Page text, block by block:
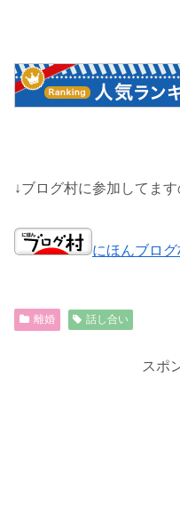
↓ブログ村に参加してま
にほんブログ
離婚 話し合い
スポ